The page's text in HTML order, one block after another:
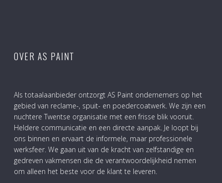
OVER AS PAINT
Als totaalaanbieder ontzorgt AS Paint ondernemers op het
gebied van reclame-, spuit- en poedercoatwerk. We zijn een
nuchtere Twentse organisatie met een frisse blik vooruit.
Heldere communicatie en een directe aanpak. Je loopt bij
ons binnen en ervaart de informele, maar professionele
werksfeer. We gaan uit van de kracht van zelfstandige en
gedreven vakmensen die de verantwoordelijkheid nemen
om alleen het beste voor de klant te leveren.